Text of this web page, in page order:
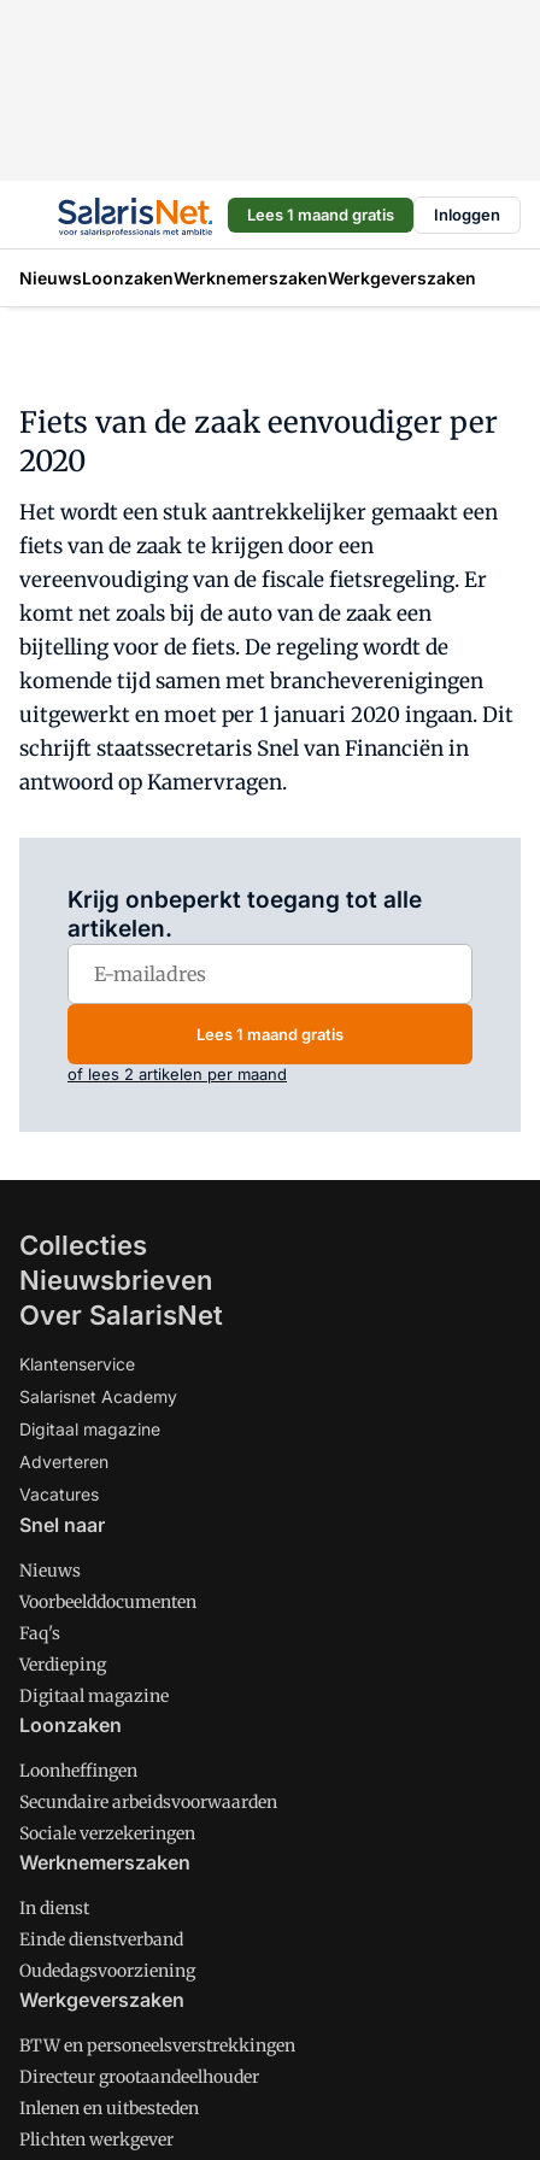
Lees 1 maand gratis Inloggen
NieuwsLoonzakenWerknemerszakenWerkgeverszaken
Fiets van de zaak eenvoudiger per
2020
Het wordt een stuk aantrekkelijker gemaakt een
fiets van de zaak te krijgen door een
vereenvoudiging van de fiscale fietsregeling. Er
komt net zoals bij de auto van de zaak een
bijtelling voor de fiets. De regeling wordt de
komende tijd samen met brancheverenigingen
uitgewerkt en moet per 1 januari 2020 ingaan. Dit
schrijft staatssecretaris Snel van Financiën in
antwoord op Kamervragen.
Krijg onbeperkt toegang tot alle
artikelen.
Lees 1 maand gratis
of lees 2 artikelen per maand
Collecties
Nieuwsbrieven
Over SalarisNet
Klantenservice
Salarisnet Academy
Digitaal magazine
Adverteren
Vacatures
Snel naar
Nieuws
Voorbeelddocumenten
Faq's
Verdieping
Digitaal magazine
Loonzaken
Loonheffingen
Secundaire arbeidsvoorwaarden
Sociale verzekeringen
Werknemerszaken
In dienst
Einde dienstverband
Oudedagsvoorziening
Werkgeverszaken
BTW en personeelsverstrekkingen
Directeur grootaandeelhouder
Inlenen en uitbesteden
Plichten werkgever